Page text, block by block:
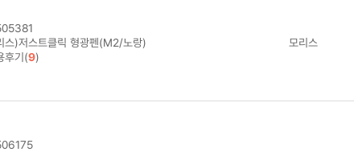
스)저스트클릭 형광펜(M2/노랑)
후기(9)
모리스